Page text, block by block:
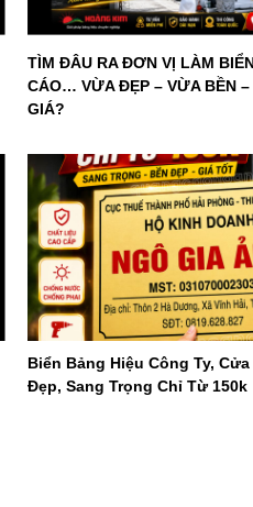
TÌM ĐÂU RA ĐƠN VỊ LÀM
CÁO… VỪA ĐẸP – VỪA BỀN
GIÁ?
Biển Bảng Hiệu Công Ty,
Đẹp, Sang Trọng Chỉ Từ 150k